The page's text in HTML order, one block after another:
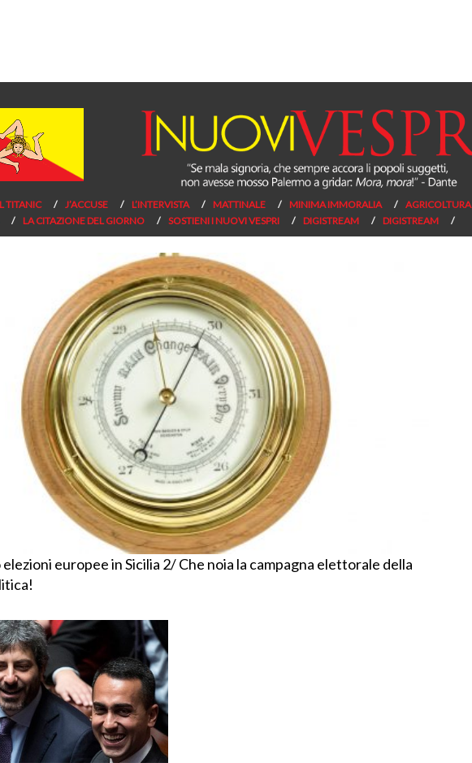
TITANIC J’ACCUSE L’INTERVISTA MATTINALE MINIMA IMMORALIA AGRICOLTURA
LA CITAZIONE DEL GIORNO SOSTIENI I NUOVI VESPRI DIGISTREAM DIGISTREAM
europee in Sicilia 2/ Che noia la campagna elettorale della